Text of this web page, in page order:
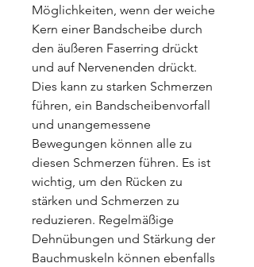
Möglichkeiten, wenn der weiche
Kern einer Bandscheibe durch
den äußeren Faserring drückt
und auf Nervenenden drückt.
Dies kann zu starken Schmerzen
führen, ein Bandscheibenvorfall
und unangemessene
Bewegungen können alle zu
diesen Schmerzen führen. Es ist
wichtig, um den Rücken zu
stärken und Schmerzen zu
reduzieren. Regelmäßige
Dehnübungen und Stärkung der
Bauchmuskeln können ebenfalls